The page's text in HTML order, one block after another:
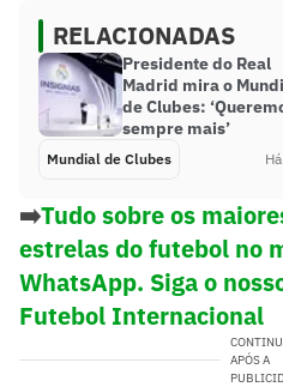
RELACIONADAS
Presidente do Real
Madrid mira o
de Clubes:
sempre mais’
Mundial de Clubes
➡️Tudo sobre os
estrelas do futebol no
WhatsApp. Siga o
Futebol Internacional
APÓS A